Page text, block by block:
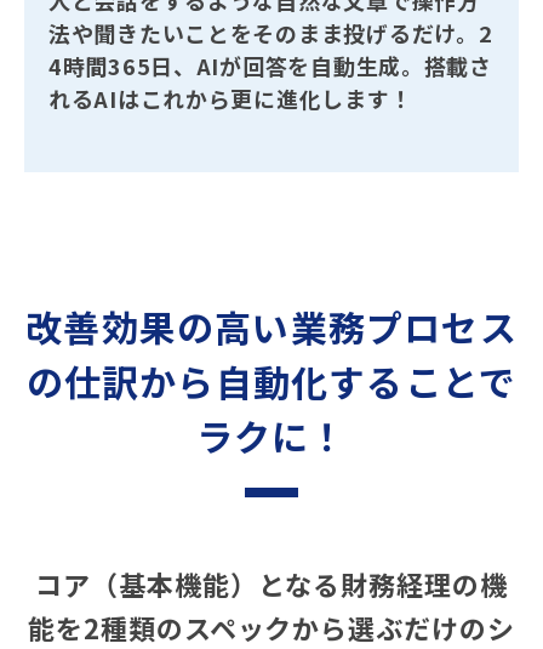
法や聞きたいことをそのまま投げるだけ。2
4時間365日、AIが回答を自動生成。 搭載さ
れるAIはこれから更に進化します！
改善効果の高い業務プロセス
の仕訳から自動化することで
ラクに！
コア（基本機能）となる財務経理の機
能を2種類のスペックから選ぶだけのシ